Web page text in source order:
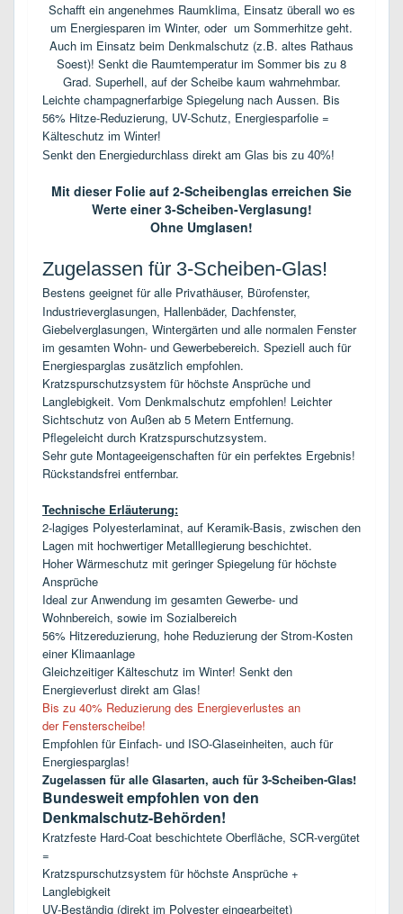
Schafft ein angenehmes Raumklima, Einsatz überall wo es
um Energiesparen im Winter, oder um Sommerhitze geht.
Auch im Einsatz beim Denkmalschutz (z.B. altes Rathaus
Soest)! Senkt die Raumtemperatur im Sommer bis zu 8
Grad. Superhell, auf der Scheibe kaum wahrnehmbar.
Leichte champagnerfarbige Spiegelung nach Aussen. Bis
56% Hitze-Reduzierung, UV-Schutz, Energiesparfolie =
Kälteschutz im Winter!
Senkt den Energiedurchlass direkt am Glas bis zu 40%!
Mit dieser Folie auf 2-Scheibenglas erreichen Sie
Werte einer 3-Scheiben-Verglasung!
Ohne Umglasen!
Zugelassen für 3-Scheiben-Glas!
Bestens geeignet für alle Privathäuser, Bürofenster,
Industrieverglasungen, Hallenbäder, Dachfenster,
Giebelverglasungen, Wintergärten und alle normalen Fenster
im gesamten Wohn- und Gewerbebereich. Speziell auch für
Energiesparglas zusätzlich empfohlen.
Kratzspurschutzsystem für höchste Ansprüche und
Langlebigkeit. Vom Denkmalschutz empfohlen! Leichter
Sichtschutz von Außen ab 5 Metern Entfernung.
Pflegeleicht durch Kratzspurschutzsystem.
Sehr gute Montageeigenschaften für ein perfektes Ergebnis!
Rückstandsfrei entfernbar.
Technische Erläuterung:
2-lagiges Polyesterlaminat, auf Keramik-Basis, zwischen den
Lagen mit hochwertiger Metalllegierung beschichtet.
Hoher Wärmeschutz mit geringer Spiegelung für höchste
Ansprüche
Ideal zur Anwendung im gesamten Gewerbe- und
Wohnbereich, sowie im Sozialbereich
56% Hitzereduzierung, hohe Reduzierung der Strom-Kosten
einer Klimaanlage
Gleichzeitiger Kälteschutz im Winter! Senkt den
Energieverlust direkt am Glas!
Bis zu 40% Reduzierung des Energieverlustes an
der Fensterscheibe!
Empfohlen für Einfach- und ISO-Glaseinheiten, auch für
Energiesparglas!
Zugelassen für alle Glasarten, auch für 3-Scheiben-Glas!
Bundesweit empfohlen von den
Denkmalschutz-Behörden!
Kratzfeste Hard-Coat beschichtete Oberfläche, SCR-vergütet
=
Kratzspurschutzsystem für höchste Ansprüche +
Langlebigkeit
UV-Beständig (direkt im Polyester eingearbeitet)